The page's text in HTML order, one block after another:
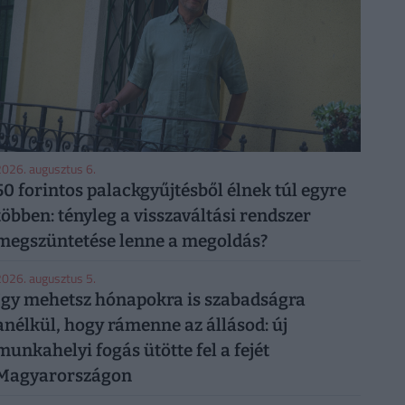
augusztus 6.
forintos palackgyűjtésből élnek túl egyre
tényleg a visszaváltási rendszer
lenne a megoldás?
augusztus 5.
mehetsz hónapokra is szabadságra
hogy rámenne az állásod: új
fogás ütötte fel a fejét